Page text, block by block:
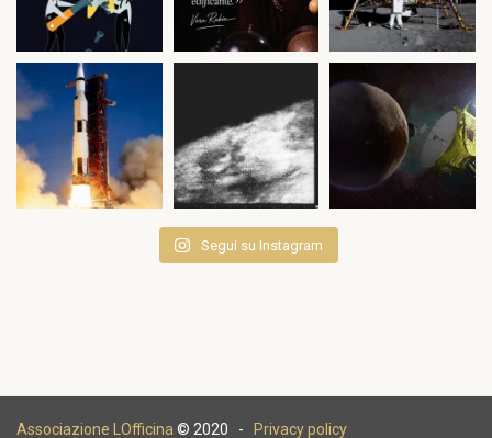
Segui su Instagram
Associazione LOfficina © 2020 - Privacy policy